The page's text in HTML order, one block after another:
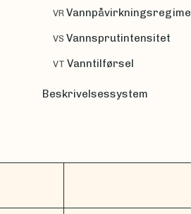
VR Vannpåvirkningsregime
VS Vannsprutintensitet
VT Vanntilførsel
Beskrivelsessystem